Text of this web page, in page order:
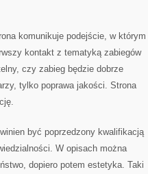
komunikuje podejście, w którym
kontakt z tematyką zabiegów
czy zabieg będzie dobrze
tylko poprawa jakości. Strona
być poprzedzony kwalifikacją
W opisach można
dopiero potem estetyka. Taki